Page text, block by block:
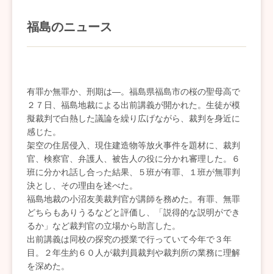
福島のニュース
有罪か無罪か、刑期は―。福島県福島市の桜の聖母高で
２７日、福島地裁による出前講義が開かれた。生徒が模
擬裁判で白熱した議論を繰り広げながら、裁判を身近に
感じた。
架空の住居侵入、現住建造物等放火事件を題材に、裁判
官、検察官、弁護人、被告人の役に分かれ審理した。６
班に分かれ話し合った結果、５班が有罪、１班が無罪判
決とし、その理由を述べた。
福島地裁の小沼友美裁判官が講師を務めた。有罪、無罪
どちらもありうるなどと評価し、「説得的な説明ができ
るか」など裁判官の立場から助言した。
出前講義は同校の探究の授業で行っていて今年で３年
目。２年生約６０人が裁判員裁判や裁判所の業務に理解
を深めた。